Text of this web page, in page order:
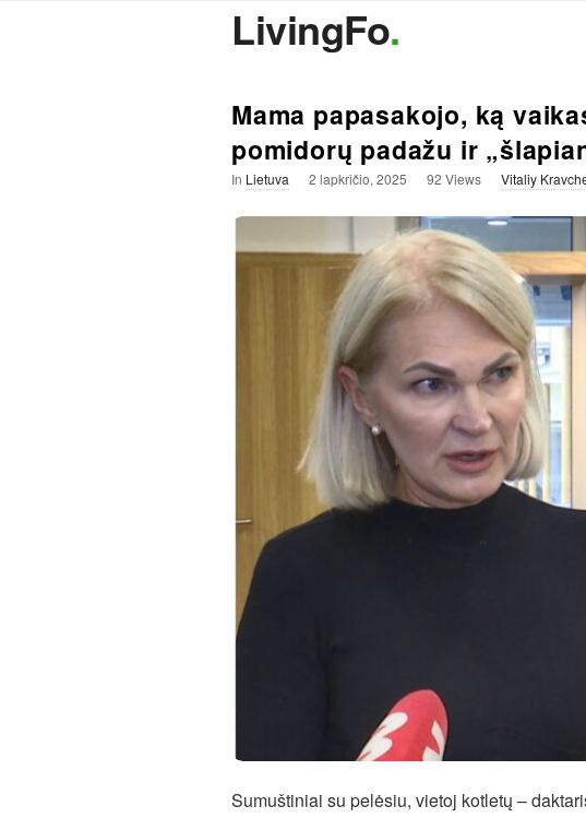
LivingFo.
Mama papasakojo, ką
pomidorų padažu ir
In Lietuva 2 lapkričio, 2025 92 Views Vitaliy
Sumuštiniai su pelėsiu, vietoj kotletų –